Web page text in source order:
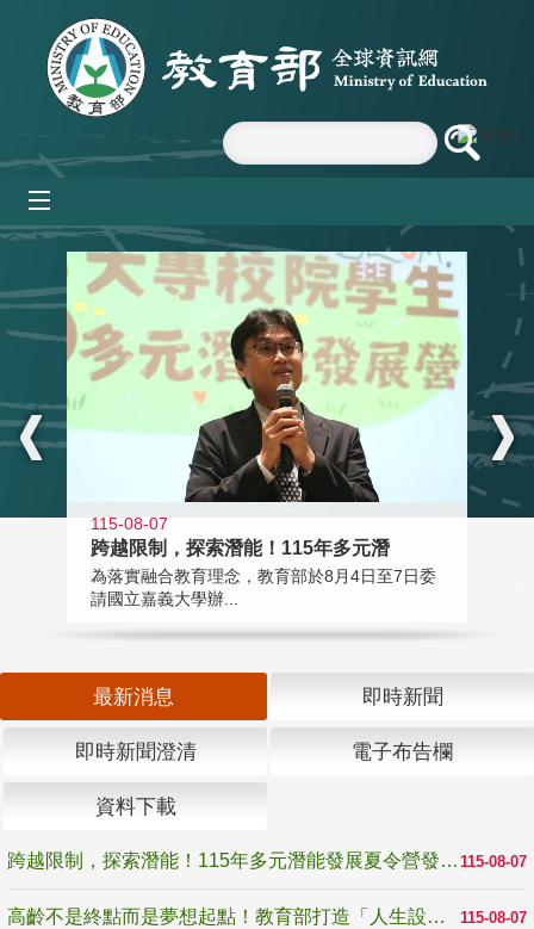
跳到主要內容區塊
:::
115-08-07
跨越限制，探索潛能！115年多元潛
為落實融合教育理念，教育部於8月4日至7日委
請國立嘉義大學辦...
最新消息 即時新聞
即時新聞澄清 電子布告欄
資料下載
115-08-07
跨越限制，探索潛能！115年多元潛能發展夏令營發掘生命無限可能
115-08-07
高齡不是終點而是夢想起點！教育部打造「人生設計夢工場」 參展第3屆高齡健康產業博覽會